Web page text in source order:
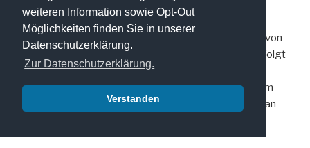
weiteren Information sowie Opt-Out
Möglichkeiten finden Sie in unserer
Datenschutzerklärung.
Zur Datenschutzerklärung.
Verstanden
erforderlich ist.
Die Beantwortung der Kontaktanfragen im Rahmen von
vertraglichen oder vorvertraglichen Beziehungen erfolgt
zur Erfüllung unserer vertraglichen Pflichten oder zur
Beantwortung von (vor)vertraglichen Anfragen und im
Übrigen auf Grundlage der berechtigten Interessen an